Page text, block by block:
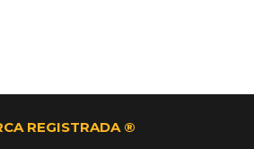
REGISTRADA ®